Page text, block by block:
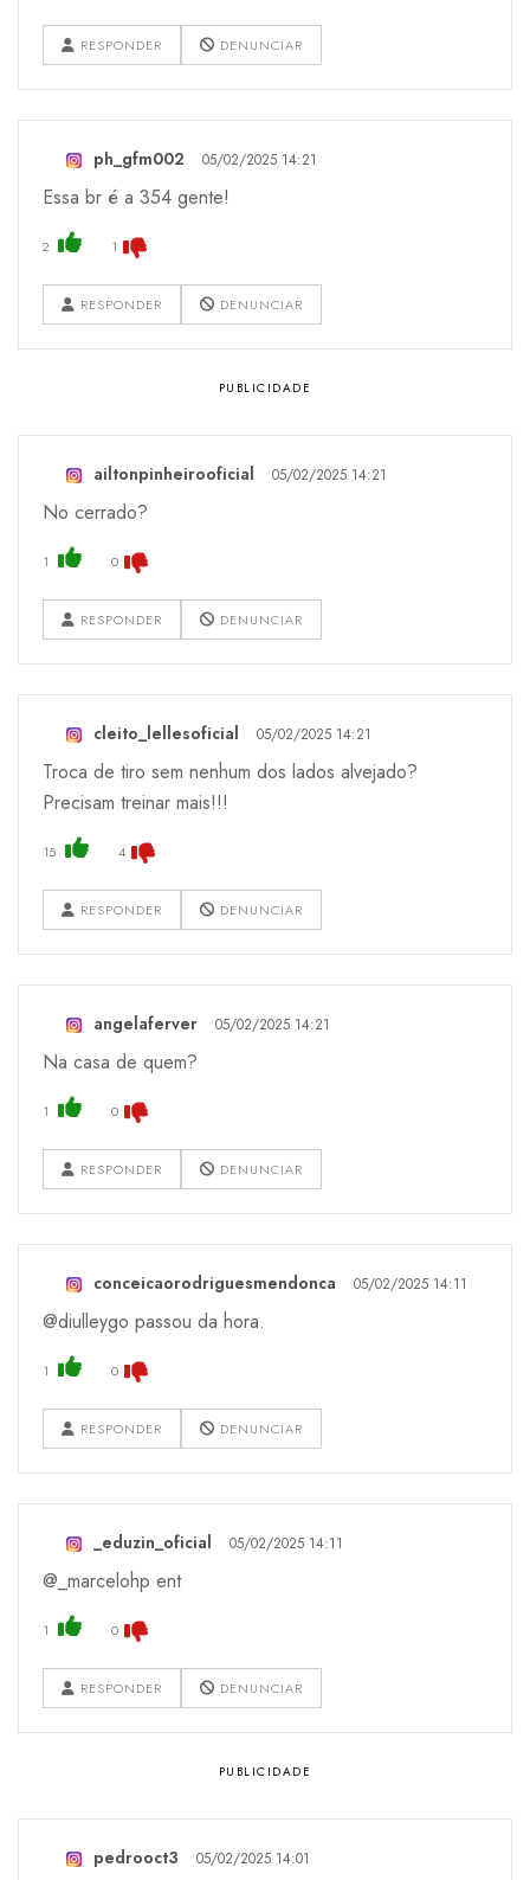
RESPONDER DENUNCIAR
ph_gfm002 05/02/2025 14:21
Essa br é a 354 gente!
2 1
RESPONDER DENUNCIAR
ailtonpinheirooficial 05/02/2025 14:21
No cerrado?
1 0
RESPONDER DENUNCIAR
cleito_lellesoficial 05/02/2025 14:21
Troca de tiro sem nenhum dos lados alvejado?
Precisam treinar mais!!!
15 4
RESPONDER DENUNCIAR
angelaferver 05/02/2025 14:21
Na casa de quem?
1 0
RESPONDER DENUNCIAR
conceicaorodriguesmendonca 05/02/2025 14:11
@diulleygo passou da hora.
1 0
RESPONDER DENUNCIAR
_eduzin_oficial 05/02/2025 14:11
@_marcelohp ent
1 0
RESPONDER DENUNCIAR
pedrooct3 05/02/2025 14:01